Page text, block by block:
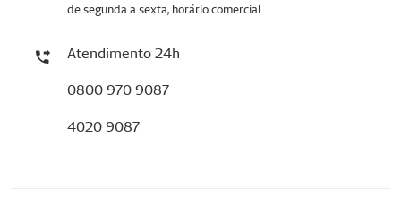
de segunda a sexta, horário comercial
Atendimento 24h
0800 970 9087
4020 9087